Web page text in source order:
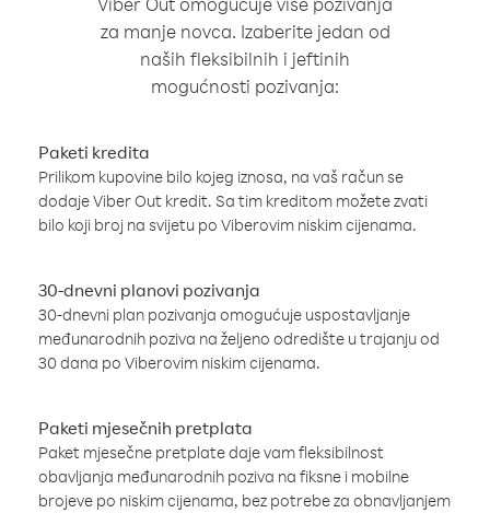
za manje novca. Izaberite jedan od
naših fleksibilnih i jeftinih
mogućnosti pozivanja:
Paketi kredita
Prilikom kupovine bilo kojeg iznosa, na vaš račun se
dodaje Viber Out kredit. Sa tim kreditom možete zvati
bilo koji broj na svijetu po Viberovim niskim cijenama.
30-dnevni planovi pozivanja
30-dnevni plan pozivanja omogućuje uspostavljanje
međunarodnih poziva na željeno odredište u trajanju od
30 dana po Viberovim niskim cijenama.
Paketi mjesečnih pretplata
Paket mjesečne pretplate daje vam fleksibilnost
obavljanja međunarodnih poziva na fiksne i mobilne
brojeve po niskim cijenama, bez potrebe za obnavljanjem